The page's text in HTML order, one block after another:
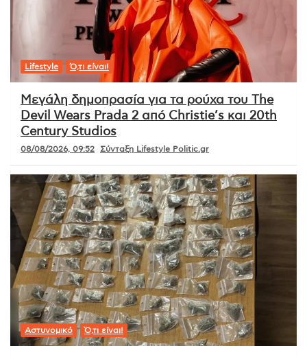
Lifestyle Ό,τι είναι!
Μεγάλη δημοπρασία για τα ρούχα του The
Devil Wears Prada 2 από Christie’s και 20th
Century Studios
08/08/2026, 09:52 Σύνταξη Lifestyle Politic.gr
Αστυνομικό Ό,τι είναι!